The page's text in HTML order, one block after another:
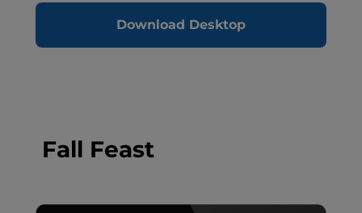
Download Desktop
Fall Feast